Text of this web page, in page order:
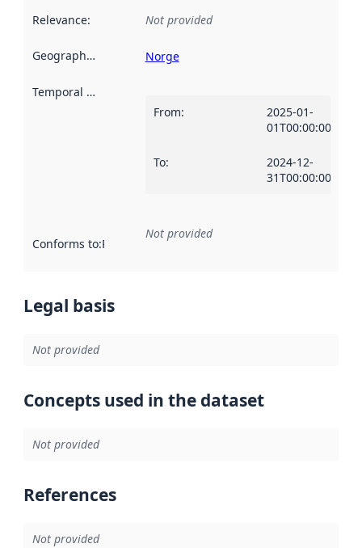
Relevance: Not provided
Geographical scope Norge
Temporal scope
From:
2025-01-
01T00:00:00Z
To:
2024-12-
31T00:00:00Z
Conforms to:Reference to an implementation rule or other
Not provided
Legal basis
Not provided
Concepts used in the dataset
Not provided
References
Not provided